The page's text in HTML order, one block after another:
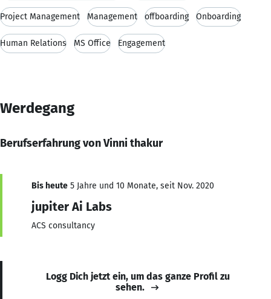
Project Management Management offboarding Onboarding
Human Relations MS Office Engagement
Werdegang
Berufserfahrung von Vinni thakur
Bis heute 5 Jahre und 10 Monate, seit Nov. 2020
jupiter Ai Labs
ACS consultancy
Logg Dich jetzt ein, um das ganze Profil zu
sehen.